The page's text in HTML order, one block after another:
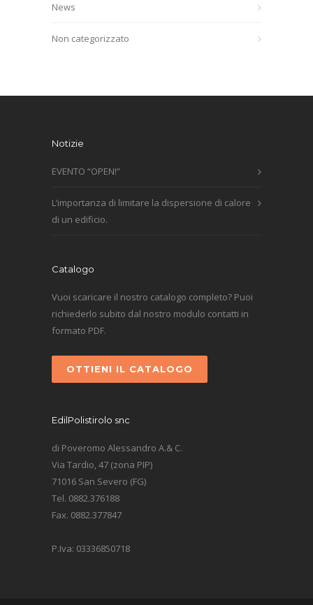
News
Non categorizzato
Notizie
EVENTO “OPEN!”
L’importanza di limitare la dispersione di calore
di un edificio.
Catalogo
Vuoi scaricare il nostro catalogo completo? Puoi
richiederlo subito dal nostro modulo contatti in
formato PDF.
OTTIENI IL CATALOGO
EdilPolistirolo snc
di Poveromo Alessandro A.& C.
Via Tardio, 47 (zona PIP)
71016 San Severo (FG)
Tel. 0882.376188
Fax. 0882.377847
P.Iva: 03336850718